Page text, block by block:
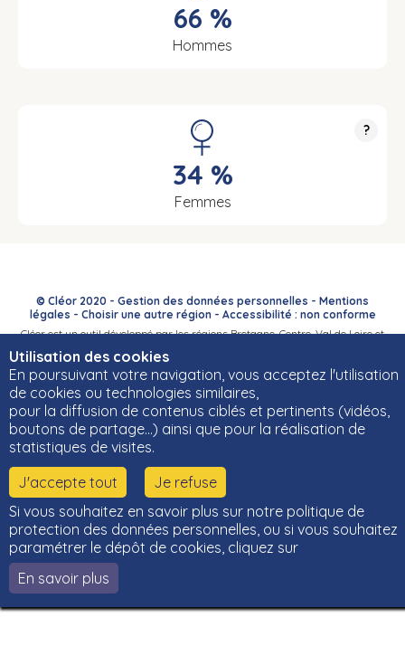
Utilisation des cookies
En poursuivant votre navigation, vous acceptez l'utilisation
de cookies ou technologies similaires,
pour la diffusion de contenus ciblés et pertinents (vidéos,
boutons de partage…) ainsi que pour la réalisation de
statistiques de visites.
J'accepte tout
Je refuse
Si vous souhaitez en savoir plus sur notre politique de
protection des données personnelles, ou si vous souhaitez
paramétrer le dépôt de cookies, cliquez sur
En savoir plus
66 %
Hommes
?
34 %
Femmes
© Cléor 2020 - Gestion des données personnelles - Mentions
légales - Choisir une autre région- Accessibilité : non conforme
Cléor est un outil développé par les régions Bretagne, Centre-Val de Loire et